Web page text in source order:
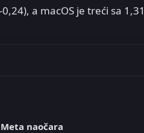
a macOS je treći sa
naočara